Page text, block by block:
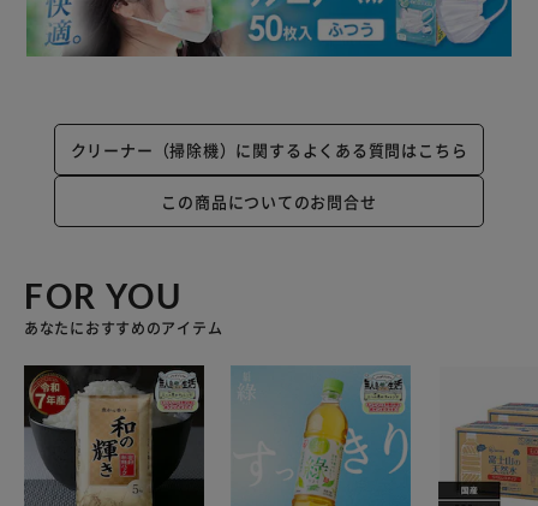
クリーナー（掃除機）に関するよくある質問はこちら
この商品についてのお問合せ
FOR YOU
あなたにおすすめのアイテム